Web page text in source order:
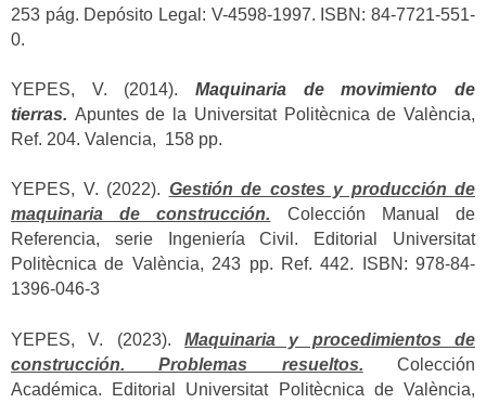
253 pág. Depósito Legal: V-4598-1997. ISBN: 84-7721-551-
0.
YEPES, V. (2014). Maquinaria de movimiento de
tierras. Apuntes de la Universitat Politècnica de València,
Ref. 204. Valencia, 158 pp.
YEPES, V. (2022). Gestión de costes y producción de
maquinaria de construcción. Colección Manual de
Referencia, serie Ingeniería Civil. Editorial Universitat
Politècnica de València, 243 pp. Ref. 442. ISBN: 978-84-
1396-046-3
YEPES, V. (2023). Maquinaria y procedimientos de
construcción. Problemas resueltos. Colección
Académica. Editorial Universitat Politècnica de València,